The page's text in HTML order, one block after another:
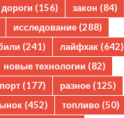
дороги (156) закон (84)
исследование (288)
(241) лайфхак (642)
новые технологии (82)
(177) разное (125)
(452) топливо (50)